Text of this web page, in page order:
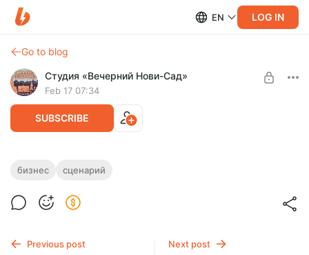
EN LOG IN
Go to blog
Студия «Вечерний Нови-Сад»
Feb 17 07:34
SUBSCRIBE
Сценарий для первого выпуска нового
В последнем выпуске подкаста "Чемодана" мы обещали
бизнес сценарий
Previous post
Next post